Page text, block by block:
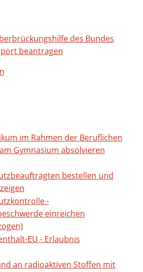
des Bundes
beantragen
im Rahmen der Beruflichen
Gymnasium absolvieren
bestellen und
-
einreichen
EU - Erlaubnis
an radioaktiven Stoffen mit